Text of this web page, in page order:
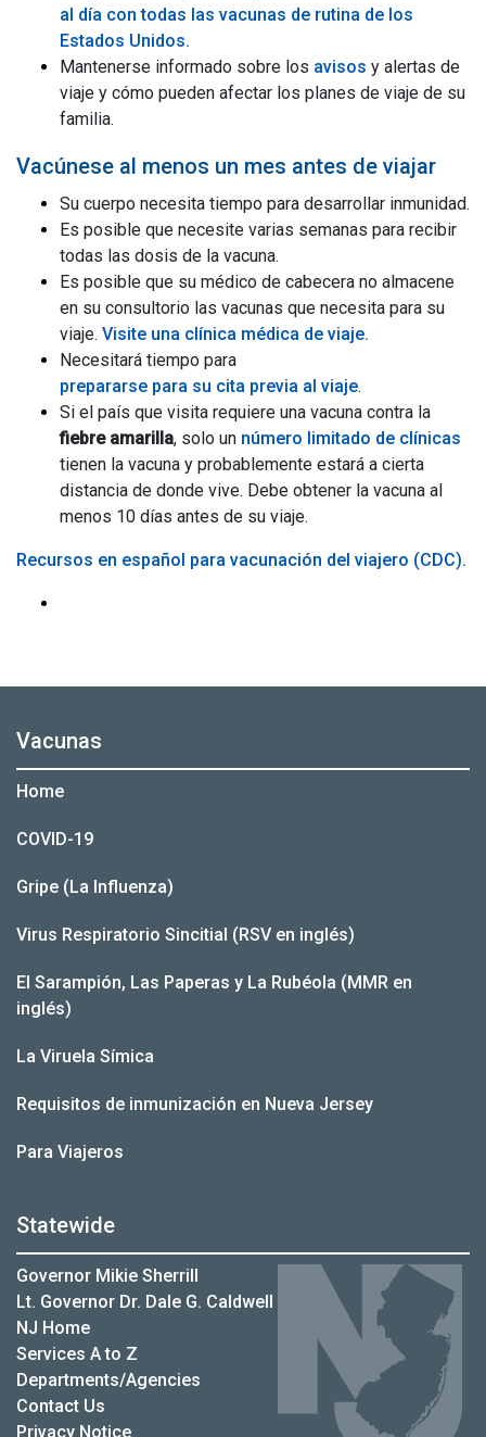
al día con todas las vacunas de rutina de los
Estados Unidos.
Mantenerse informado sobre los avisos y alertas de
viaje y cómo pueden afectar los planes de viaje de su
familia.
Vacúnese al menos un mes antes de viajar
Su cuerpo necesita tiempo para desarrollar inmunidad.
Es posible que necesite varias semanas para recibir
todas las dosis de la vacuna.
Es posible que su médico de cabecera no almacene
en su consultorio las vacunas que necesita para su
viaje. Visite una clínica médica de viaje.
Necesitará tiempo para
prepararse para su cita previa al viaje.
Si el país que visita requiere una vacuna contra la
fiebre amarilla, solo un número limitado de clínicas
tienen la vacuna y probablemente estará a cierta
distancia de donde vive. Debe obtener la vacuna al
menos 10 días antes de su viaje.
Recursos en español para vacunación del viajero (CDC).
Vacunas
Home
COVID-19
Gripe (La Influenza)
Virus Respiratorio Sincitial (RSV en inglés)
El Sarampión, Las Paperas y La Rubéola (MMR en
inglés)
La Viruela Símica
Requisitos de inmunización en Nueva Jersey
Para Viajeros
Statewide
Governor Mikie Sherrill
Lt. Governor Dr. Dale G. Caldwell
NJ Home
Services A to Z
Departments/Agencies
Contact Us
Privacy Notice